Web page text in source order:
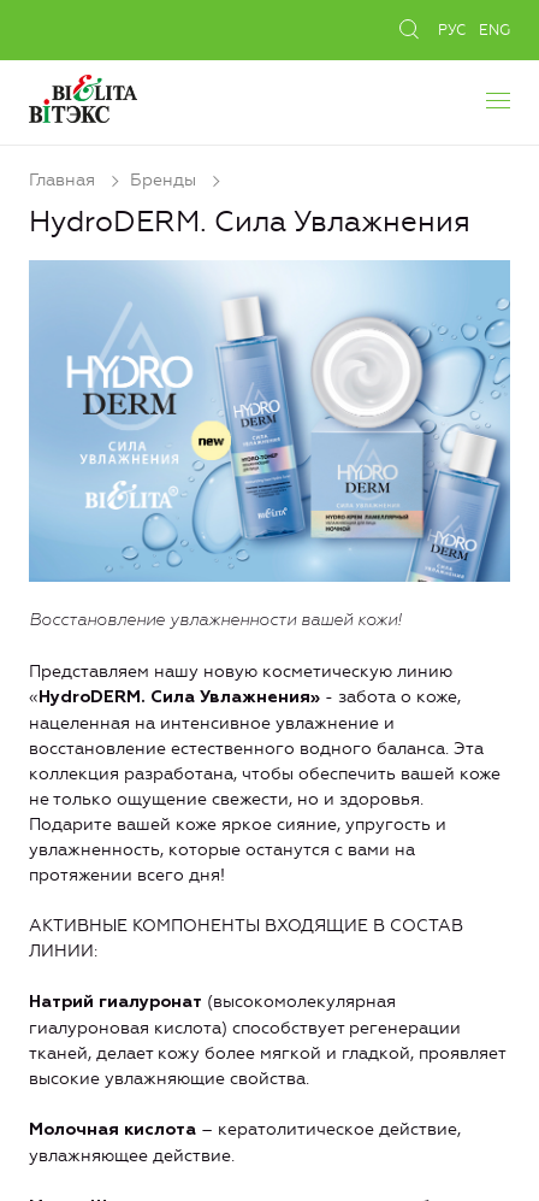
РУС ENG
Главная Бренды
HydroDERM. Сила Увлажнения
Восстановление увлажненности вашей кожи!
Представляем нашу новую косметическую линию
« Hydro DERM. Сила Увлажнения» - забота о коже,
нацеленная на интенсивное увлажнение и
восстановление естественного водного баланса. Эта
коллекция разработана, чтобы обеспечить вашей коже
не только ощущение свежести, но и здоровья.
Подарите вашей коже яркое сияние, упругость и
увлажненность, которые останутся с вами на
протяжении всего дня!
АКТИВНЫЕ КОМПОНЕНТЫ ВХОДЯЩИЕ В СОСТАВ
ЛИНИИ:
Натрий гиалуронат (высокомолекулярная
гиалуроновая кислота) способствует регенерации
тканей, делает кожу более мягкой и гладкой, проявляет
высокие увлажняющие свойства.
Молочная кислота – кератолитическое действие,
увлажняющее действие.